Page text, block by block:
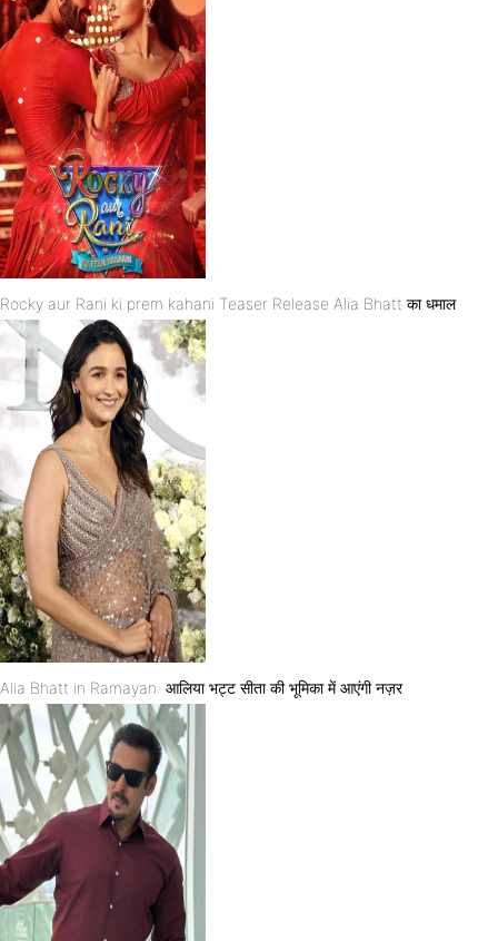
Rocky aur Rani ki prem kahani Teaser Release Alia Bhatt का धमाल
Alia Bhatt in Ramayan: आलिया भट्ट सीता की भूमिका में आएंगी नज़र